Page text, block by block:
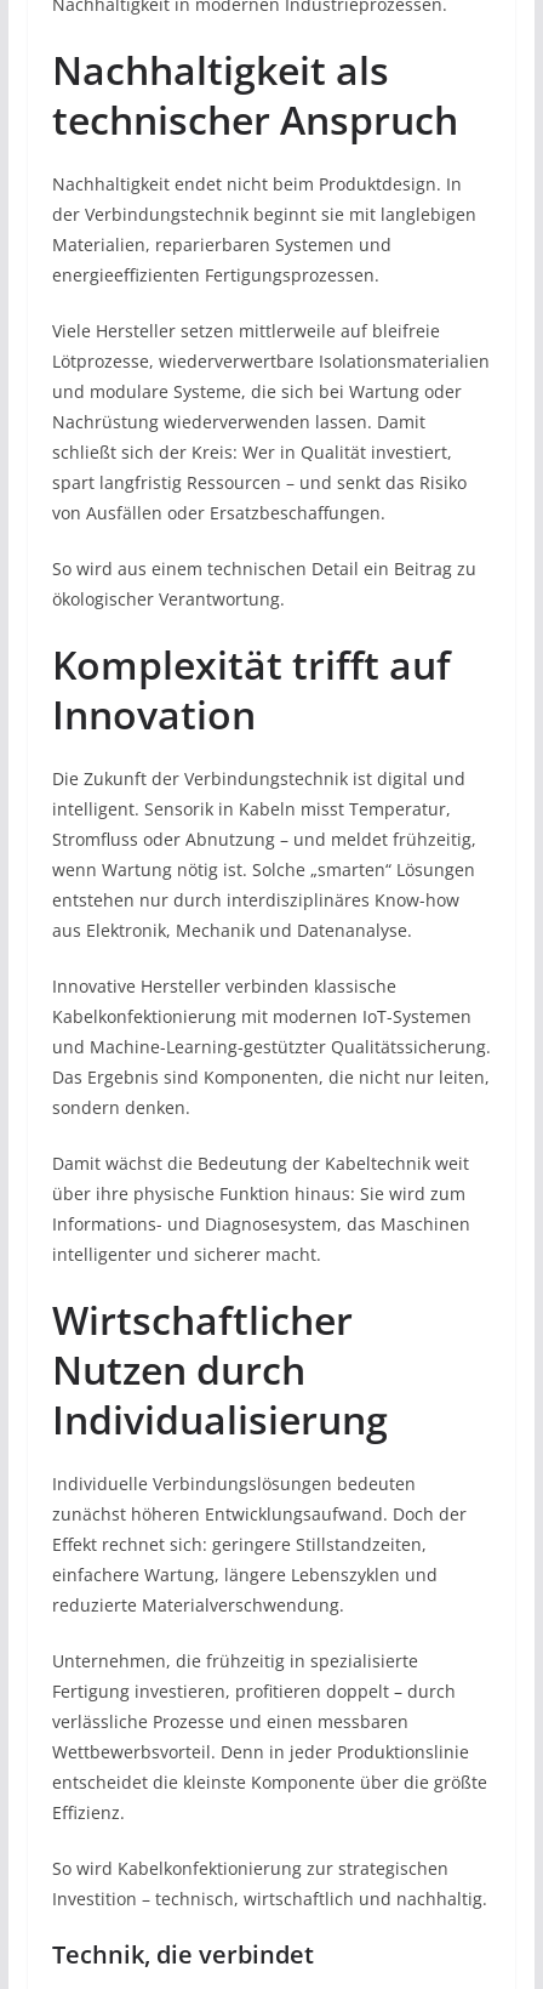
Nachhaltigkeit als
technischer Anspruch
Nachhaltigkeit endet nicht beim Produktdesign. In
der Verbindungstechnik beginnt sie mit langlebigen
Materialien, reparierbaren Systemen und
energieeffizienten Fertigungsprozessen.
Viele Hersteller setzen mittlerweile auf bleifreie
Lötprozesse, wiederverwertbare Isolationsmaterialien
und modulare Systeme, die sich bei Wartung oder
Nachrüstung wiederverwenden lassen. Damit
schließt sich der Kreis: Wer in Qualität investiert,
spart langfristig Ressourcen – und senkt das Risiko
von Ausfällen oder Ersatzbeschaffungen.
So wird aus einem technischen Detail ein Beitrag zu
ökologischer Verantwortung.
Komplexität trifft auf
Innovation
Die Zukunft der Verbindungstechnik ist digital und
intelligent. Sensorik in Kabeln misst Temperatur,
Stromfluss oder Abnutzung – und meldet frühzeitig,
wenn Wartung nötig ist. Solche „smarten“ Lösungen
entstehen nur durch interdisziplinäres Know-how
aus Elektronik, Mechanik und Datenanalyse.
Innovative Hersteller verbinden klassische
Kabelkonfektionierung mit modernen IoT-Systemen
und Machine-Learning-gestützter Qualitätssicherung.
Das Ergebnis sind Komponenten, die nicht nur leiten,
sondern denken.
Damit wächst die Bedeutung der Kabeltechnik weit
über ihre physische Funktion hinaus: Sie wird zum
Informations- und Diagnosesystem, das Maschinen
intelligenter und sicherer macht.
Wirtschaftlicher
Nutzen durch
Individualisierung
Individuelle Verbindungslösungen bedeuten
zunächst höheren Entwicklungsaufwand. Doch der
Effekt rechnet sich: geringere Stillstandzeiten,
einfachere Wartung, längere Lebenszyklen und
reduzierte Materialverschwendung.
Unternehmen, die frühzeitig in spezialisierte
Fertigung investieren, profitieren doppelt – durch
verlässliche Prozesse und einen messbaren
Wettbewerbsvorteil. Denn in jeder Produktionslinie
entscheidet die kleinste Komponente über die größte
Effizienz.
So wird Kabelkonfektionierung zur strategischen
Investition – technisch, wirtschaftlich und nachhaltig.
Technik, die verbindet